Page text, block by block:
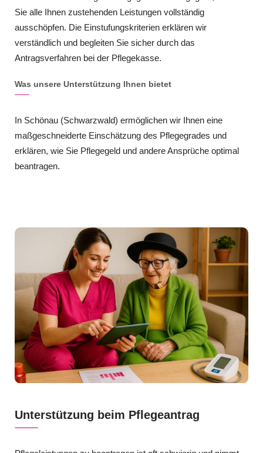
Sie alle Ihnen zustehenden Leistungen vollständig
ausschöpfen. Die Einstufungskriterien erklären wir
verständlich und begleiten Sie sicher durch das
Antragsverfahren bei der Pflegekasse.
Was unsere Unterstützung Ihnen bietet
In Schönau (Schwarzwald) ermöglichen wir Ihnen eine
maßgeschneiderte Einschätzung des Pflegegrades und
erklären, wie Sie Pflegegeld und andere Ansprüche optimal
beantragen.
Unterstützung beim Pflegeantrag